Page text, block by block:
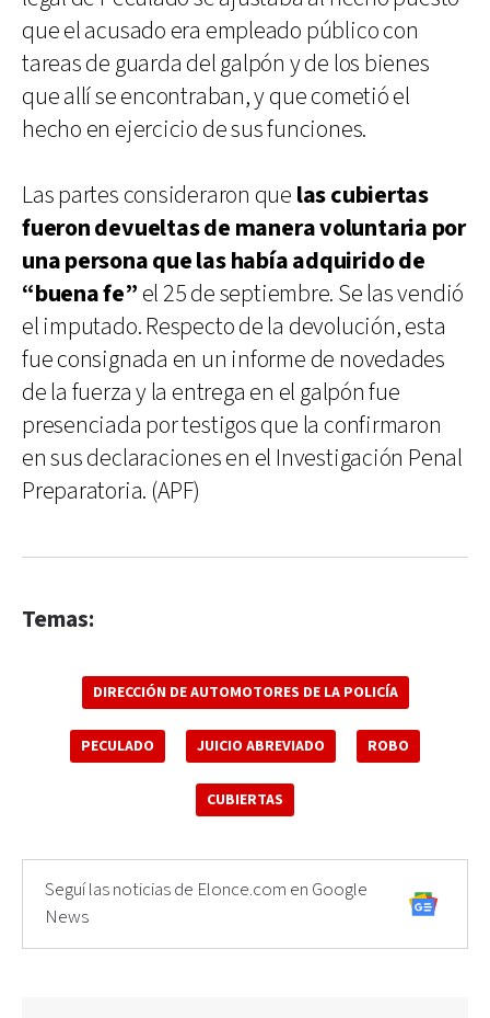
que el acusado era empleado público con
tareas de guarda del galpón y de los bienes
que allí se encontraban, y que cometió el
hecho en ejercicio de sus funciones.
Las partes consideraron que las cubiertas
fueron devueltas de manera voluntaria por
una persona que las había adquirido de
“buena fe” el 25 de septiembre. Se las vendió
el imputado. Respecto de la devolución, esta
fue consignada en un informe de novedades
de la fuerza y la entrega en el galpón fue
presenciada por testigos que la confirmaron
en sus declaraciones en el Investigación Penal
Preparatoria. (APF)
Temas:
DIRECCIÓN DE AUTOMOTORES DE LA POLICÍA
PECULADO JUICIO ABREVIADO ROBO
CUBIERTAS
Seguí las noticias de Elonce.com en Google
News